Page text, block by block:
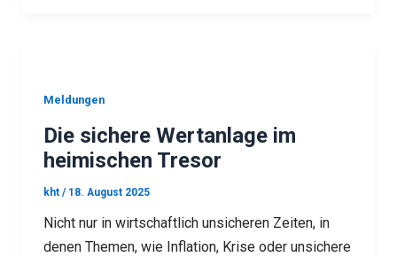
Meldungen
Die sichere Wertanlage im
heimischen Tresor
kht / 18. August 2025
Nicht nur in wirtschaftlich unsicheren Zeiten, in
denen Themen, wie Inflation, Krise oder unsichere